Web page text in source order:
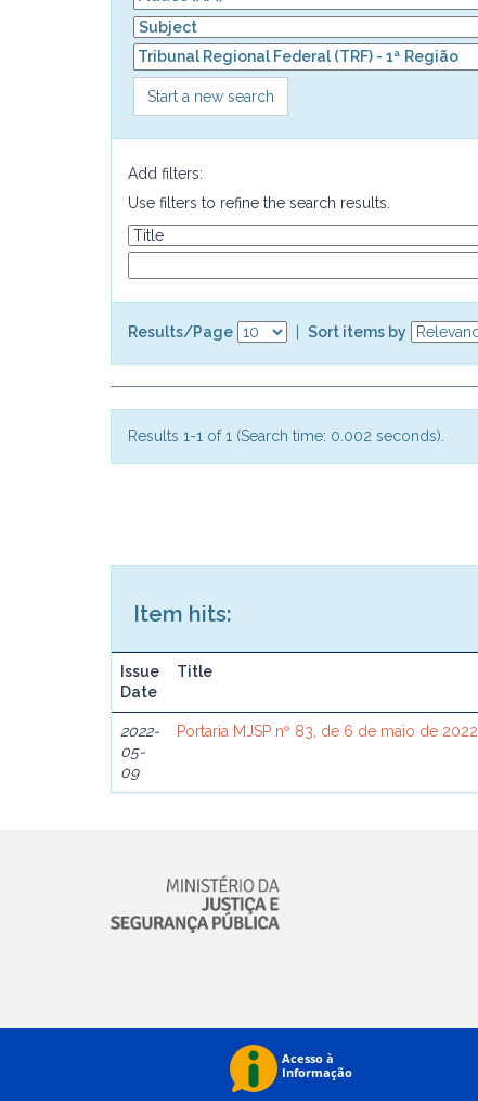
Start a new search
Add filters:
Use filters to refine the search results.
Results/Page Sort items by
Results 1-1 of 1 (Search time: 0.002 seconds).
Item hits:
Issue
Date
Title
2022-
05-
09
Portaria MJSP nº 83, de 6 de maio de 2022